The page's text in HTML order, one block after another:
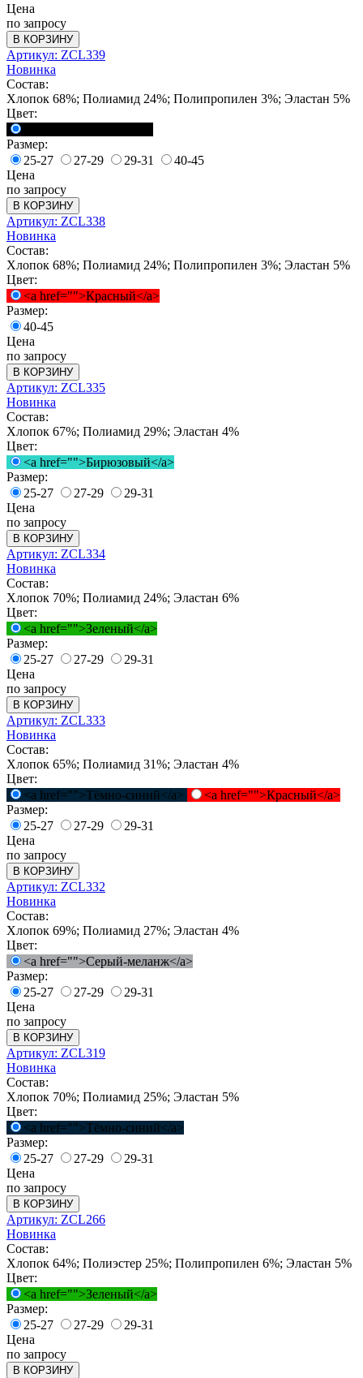
Цена
по запросу
В КОРЗИНУ
Артикул: ZCL339
Новинка
Состав:
Хлопок 68%; Полиамид 24%; Полипропилен 3%; Эластан 5%
Цвет:
Размер:
25-27
27-29 29-31
40-45
Цена
по запросу
В КОРЗИНУ
Артикул: ZCL338
Новинка
Состав:
Хлопок 68%; Полиамид 24%; Полипропилен 3%; Эластан 5%
Цвет:
<a href="">Красный</a>
Размер:
40-45
Цена
по запросу
В КОРЗИНУ
Артикул: ZCL335
Новинка
Состав:
Хлопок 67%; Полиамид 29%; Эластан 4%
Цвет:
<a href="">Бирюзовый</a>
Размер:
25-27
27-29
29-31
Цена
по запросу
В КОРЗИНУ
Артикул: ZCL334
Новинка
Состав:
Хлопок 70%; Полиамид 24%; Эластан 6%
Цвет:
<a href="">Зеленый</a>
Размер:
25-27
27-29
29-31
Цена
по запросу
В КОРЗИНУ
Артикул: ZCL333
Новинка
Состав:
Хлопок 65%; Полиамид 31%; Эластан 4%
Цвет:
<a href="">Тёмно-синий</a>
<a href="">Красный</a>
Размер:
25-27
27-29
29-31
Цена
по запросу
В КОРЗИНУ
Артикул: ZCL332
Новинка
Состав:
Хлопок 69%; Полиамид 27%; Эластан 4%
Цвет:
<a href="">Серый-меланж</a>
Размер:
25-27
27-29
29-31
Цена
по запросу
В КОРЗИНУ
Артикул: ZCL319
Новинка
Состав:
Хлопок 70%; Полиамид 25%; Эластан 5%
Цвет:
<a href="">Тёмно-синий</a>
Размер:
25-27
27-29
29-31
Цена
по запросу
В КОРЗИНУ
Артикул: ZCL266
Новинка
Состав:
Хлопок 64%; Полиэстер 25%; Полипропилен 6%; Эластан 5%
Цвет:
<a href="">Зеленый</a>
Размер:
25-27
27-29
29-31
Цена
по запросу
В КОРЗИНУ